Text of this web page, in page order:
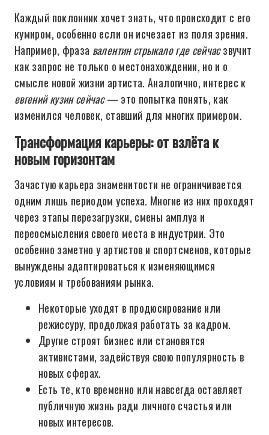
Каждый поклонник хочет знать, что происходит с его
кумиром, особенно если он исчезает из поля зрения.
Например, фраза валентин стрыкало где сейчасзвучит
как запрос не только о местонахождении, но и о
смысле новой жизни артиста. Аналогично, интерес к
евгений кузин сейчас— это попытка понять, как
изменился человек, ставший для многих примером.
Трансформация карьеры: от взлёта к
новым горизонтам
Зачастую карьера знаменитости не ограничивается
одним лишь периодом успеха. Многие из них проходят
через этапы перезагрузки, смены амплуа и
переосмысления своего места в индустрии. Это
особенно заметно у артистов и спортсменов, которые
вынуждены адаптироваться к изменяющимся
условиям и требованиям рынка.
Некоторые уходят в продюсирование или
режиссуру, продолжая работать за кадром.
Другие строят бизнес или становятся
активистами, задействуя свою популярность в
новых сферах.
Есть те, кто временно или навсегда оставляет
публичную жизнь ради личного счастья или
новых интересов.